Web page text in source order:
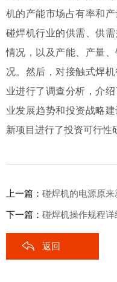
机的产能市场占有率和
碰焊机行业的供需、供
情况，以及产能、产量
况。然后，对接触式焊
业进行了调查分析，介
业发展趋势和投资战略
新项目进行了投资可行性
上一篇： 碰焊机的电源原来
下一篇： 碰焊机操作规程详
返回